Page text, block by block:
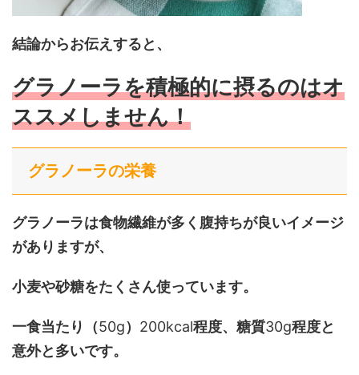
結論からお伝えすると、
グラノーラを積極的に摂るのはオ
ススメしません！
グラノーラの栄養
グラノーラは食物繊維が多く腹持ちが良いイメージ
がありますが、
小麦や砂糖をたくさん使っています。
一食当たり（50g） 200kcal程度、糖質30g程度と
意外と多いです。